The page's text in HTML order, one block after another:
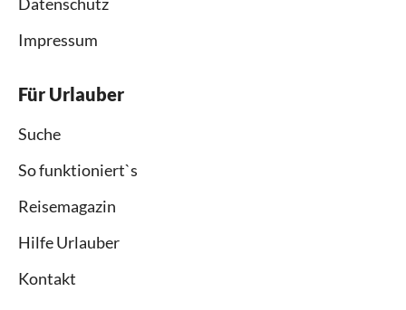
Impressum
Für Urlauber
Suche
So funktioniert`s
Reisemagazin
Hilfe Urlauber
Kontakt